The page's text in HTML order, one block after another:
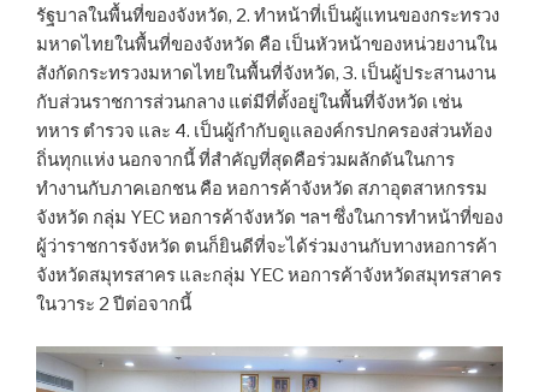
รัฐบาลในพื้นที่ของจังหวัด, 2. ทำหน้าที่เป็นผู้แทนของกระทรวง
มหาดไทยในพื้นที่ของจังหวัด คือ เป็นหัวหน้าของหน่วยงานใน
สังกัดกระทรวงมหาดไทยในพื้นที่จังหวัด, 3. เป็นผู้ประสานงาน
กับส่วนราชการส่วนกลาง แต่มีที่ตั้งอยู่ในพื้นที่จังหวัด เช่น
ทหาร ตำรวจ และ 4. เป็นผู้กำกับดูแลองค์กรปกครองส่วนท้อง
ถิ่นทุกแห่ง นอกจากนี้ ที่สำคัญที่สุดคือร่วมผลักดันในการ
ทำงานกับภาคเอกชน คือ หอการค้าจังหวัด สภาอุตสาหกรรม
จังหวัด กลุ่ม YEC หอการค้าจังหวัด ฯลฯ ซึ่งในการทำหน้าที่ของ
ผู้ว่าราชการจังหวัด ตนก็ยินดีที่จะได้ร่วมงานกับทางหอการค้า
จังหวัดสมุทรสาคร และกลุ่ม YEC หอการค้าจังหวัดสมุทรสาคร
ในวาระ 2 ปีต่อจากนี้